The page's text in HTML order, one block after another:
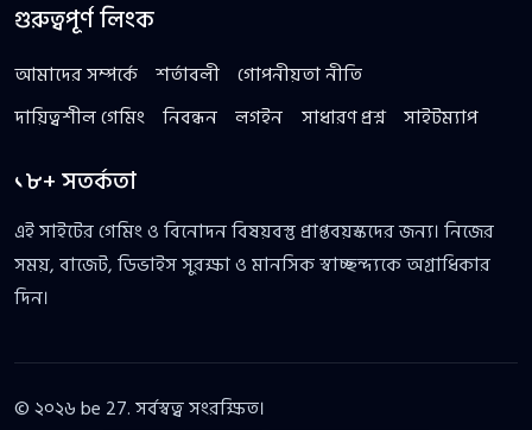
গুরুত্বপূর্ণ লিংক
আমাদের সম্পর্কে শর্তাবলী গোপনীয়তা নীতি
দায়িত্বশীল গেমিং নিবন্ধন লগইন সাধারণ প্রশ্ন সাইটম্যাপ
১৮+ সতর্কতা
এই সাইটের গেমিং ও বিনোদন বিষয়বস্তু প্রাপ্তবয়স্কদের জন্য। নিজের
সময়, বাজেট, ডিভাইস সুরক্ষা ও মানসিক স্বাচ্ছন্দ্যকে অগ্রাধিকার
দিন।
© ২০২৬ be 27. সর্বস্বত্ব সংরক্ষিত।